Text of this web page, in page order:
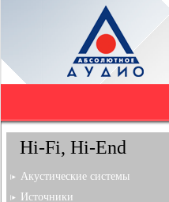
Hi-Fi, Hi-End
Акустические системы
Источники